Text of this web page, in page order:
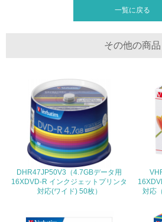
<L1> 環境配慮型製品・サービスの製造・
行っている
<L2> 環境配慮型製品・サービスの製造・
し、具体的な販売目標や計画を立てている
グリーン購入
一覧に戻る
その他の商品
DHR47JP50V3（4.7GBデータ用
16XDVD-R インクジェットプリンタ
対応(ワイド) 50枚）
対応